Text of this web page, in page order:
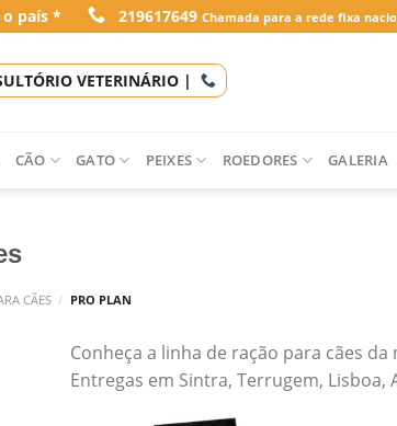
país * 219617649 Chamada para a rede fixa
VETERINÁRIO |
CÃO GATO PEIXES ROEDORES GALERIA
CÃES / PRO PLAN
Conheça a linha de ração para cães
Entregas em Sintra, Terrugem, Lisboa,